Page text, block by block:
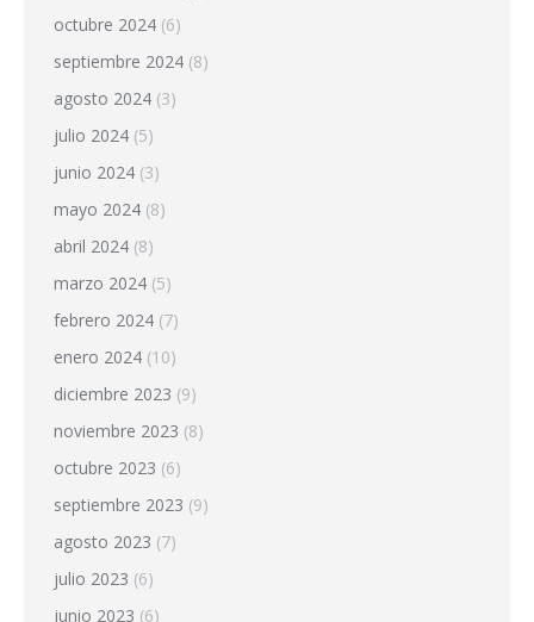
octubre 2024 (6)
septiembre 2024 (8)
agosto 2024 (3)
julio 2024 (5)
junio 2024 (3)
mayo 2024 (8)
abril 2024 (8)
marzo 2024 (5)
febrero 2024 (7)
enero 2024 (10)
diciembre 2023 (9)
noviembre 2023 (8)
octubre 2023 (6)
septiembre 2023 (9)
agosto 2023 (7)
julio 2023 (6)
junio 2023 (6)